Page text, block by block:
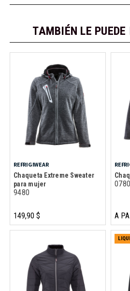
TAMBIÉN LE PUEDE
REFRIGIWEAR
Chaqueta Extreme Sweater
para mujer
9480
149,90 $
0780
A